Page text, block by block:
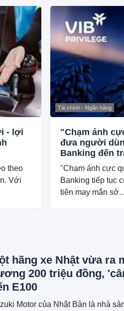
- lợi
theo
Với
Tài chính - Ngân hàng
"Chạm ánh
đưa người
Banking đến
lặp lại
"Chạm ánh cực
Banking tiếp tục
tiên may mắn sở...
hãng xe Nhật vừa ra
200 triệu đồng,
E100
Motor của Nhật Bản là nhà